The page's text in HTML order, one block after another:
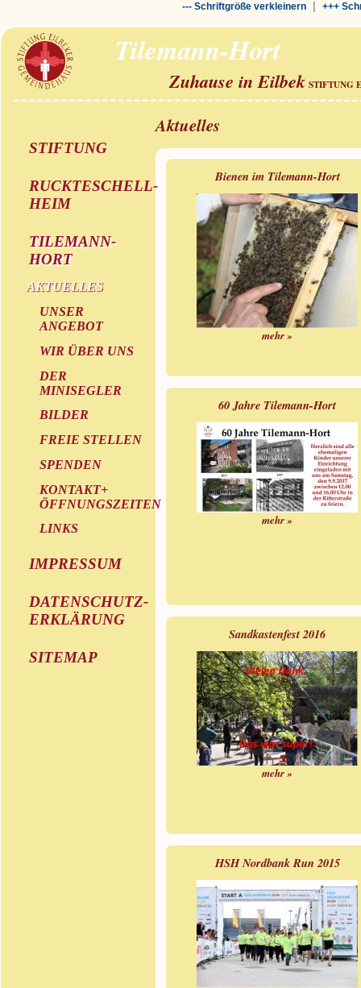
--- Schriftgröße verkleinern| +++
Tilemann-Hort
Zuhause in Eilbek STIFTUNG
STIFTUNG
RUCKTESCHELL-
HEIM
TILEMANN-
HORT
AKTUELLES
UNSER
ANGEBOT
WIR ÜBER UNS
DER
MINISEGLER
BILDER
FREIE STELLEN
SPENDEN
KONTAKT+
ÖFFNUNGSZEITEN
LINKS
IMPRESSUM
DATENSCHUTZ-
ERKLÄRUNG
SITEMAP
Aktuelles
Bienen im Tilemann-Hort
mehr »
60 Jahre Tilemann-Hort
mehr »
Sandkastenfest 2016
mehr »
HSH Nordbank Run 2015